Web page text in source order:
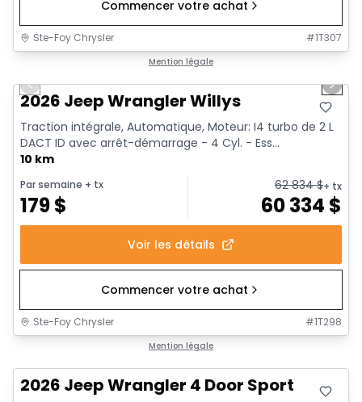
Commencer votre achat
Ste-Foy Chrysler #1T307
Mention légale
Previous slide
Next
2026 Jeep Wrangler Willys
Traction intégrale, Automatique, Moteur: I4 turbo de 2 L
DACT ID avec arrêt-démarrage - 4 Cyl. - Ess...
10 km
Par semaine + tx
179$
62 834$+ tx
60 334 $
Voir les détails
Commencer votre achat
Ste-Foy Chrysler #1T298
Mention légale
2026 Jeep Wrangler 4 Door Sport